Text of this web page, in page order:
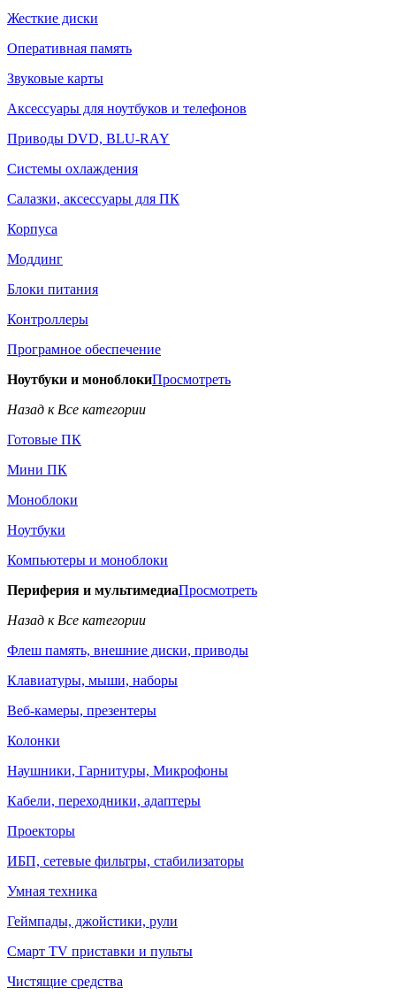
Жесткие диски
Оперативная память
Звуковые карты
Аксессуары для ноутбуков и телефонов
Приводы DVD, BLU-RAY
Системы охлаждения
Салазки, аксессуары для ПК
Корпуса
Моддинг
Блоки питания
Контроллеры
Програмное обеспечение
Ноутбуки и моноблокиПросмотреть
Назад к Все категории
Готовые ПК
Мини ПК
Моноблоки
Ноутбуки
Компьютеры и моноблоки
Периферия и мультимедиаПросмотреть
Назад к Все категории
Флеш память, внешние диски, приводы
Клавиатуры, мыши, наборы
Веб-камеры, презентеры
Колонки
Наушники, Гарнитуры, Микрофоны
Кабели, переходники, адаптеры
Проекторы
ИБП, сетевые фильтры, стабилизаторы
Умная техника
Геймпады, джойстики, рули
Смарт TV приставки и пульты
Чистящие средства